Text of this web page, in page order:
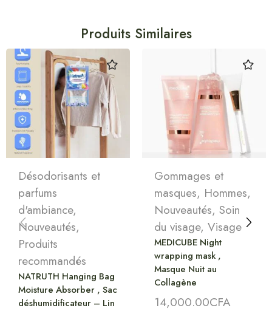
Produits Similaires
Désodorisants et
parfums
d'ambiance,
Nouveautés,
Produits
recommandés
NATRUTH Hanging Bag
Moisture Absorber , Sac
déshumidificateur – Lin
Gommages et
masques, Hommes,
Nouveautés, Soin
du visage, Visage
MEDICUBE Night
wrapping mask ,
Masque Nuit au
Collagène
14,000.00CFA